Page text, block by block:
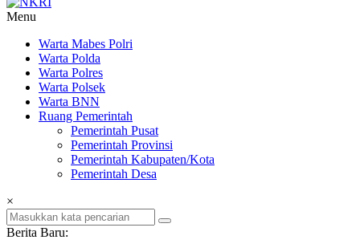
Jurnalisme
Positif
Menu
Warta Mabes Polri
Warta Polda
Warta Polres
Warta Polsek
Warta BNN
Ruang Pemerintah
Pemerintah Pusat
Pemerintah Provinsi
Pemerintah Kabupaten/Kota
Pemerintah Desa
×
Berita Baru: